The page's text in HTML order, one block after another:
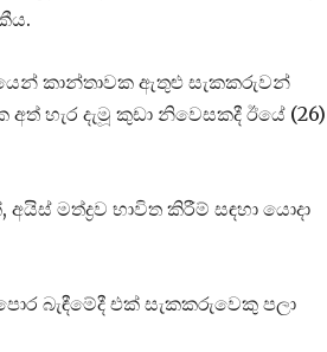
කාන්තාවක ඇතුළු සැකකරුවන්
හැර දැමූ කුඩා නිවෙසකදී ඊයේ (26)
මත්ද්‍රව භාවිත කිරීම් සඳහා යොදා
බැඳීමේදී එක් සැකකරුවෙකු පලා